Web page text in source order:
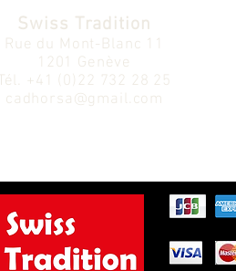
Swiss Tradition
Rue du Mont-Blanc 11
1201 Genève
Tél.
+41 (0)22 732 28 25
cadhorsa@gmail.com